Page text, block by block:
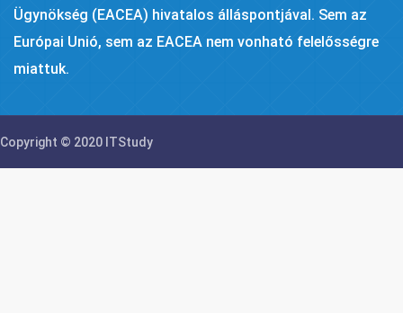
Ügynökség (EACEA) hivatalos álláspontjával. Sem az
Európai Unió, sem az EACEA nem vonható felelősségre
miattuk.
Copyright © 2020 ITStudy